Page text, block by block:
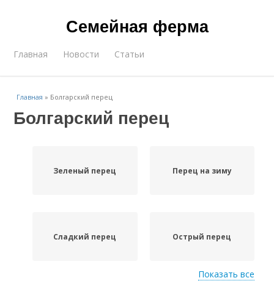
Семейная ферма
Главная Новости Статьи
Главная » Болгарский перец
Болгарский перец
Зеленый перец Перец на зиму
Сладкий перец Острый перец
Показать все